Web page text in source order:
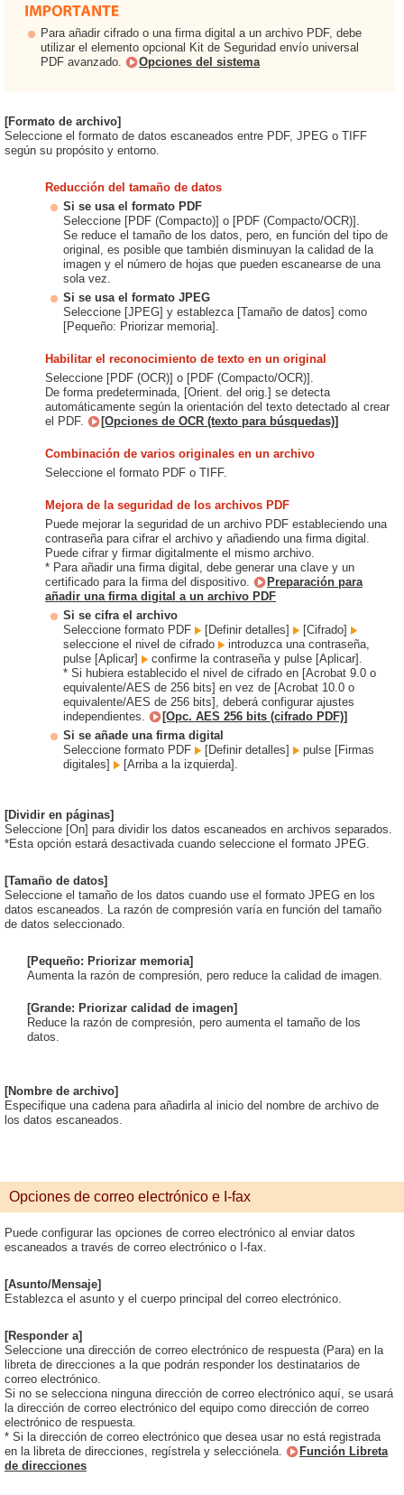
Para añadir cifrado o una firma digital a un archivo PDF, debe
utilizar el elemento opcional Kit de Seguridad envío universal
PDF avanzado.
Opciones del sistema
[Formato de archivo]
Seleccione el formato de datos escaneados entre PDF, JPEG o TIFF
según su propósito y entorno.
Reducción del tamaño de datos
Si se usa el formato PDF
Seleccione [PDF (Compacto)] o [PDF (Compacto/OCR)].
Se reduce el tamaño de los datos, pero, en función del tipo de
original, es posible que también disminuyan la calidad de la
imagen y el número de hojas que pueden escanearse de una
sola vez.
Si se usa el formato JPEG
Seleccione [JPEG] y establezca [Tamaño de datos] como
[Pequeño: Priorizar memoria].
Habilitar el reconocimiento de texto en un original
Seleccione [PDF (OCR)] o [PDF (Compacto/OCR)].
De forma predeterminada, [Orient. del orig.] se detecta
automáticamente según la orientación del texto detectado al crear
el PDF.
[Opciones de OCR (texto para búsquedas)]
Combinación de varios originales en un archivo
Seleccione el formato PDF o TIFF.
Mejora de la seguridad de los archivos PDF
Puede mejorar la seguridad de un archivo PDF estableciendo una
contraseña para cifrar el archivo y añadiendo una firma digital.
Puede cifrar y firmar digitalmente el mismo archivo.
* Para añadir una firma digital, debe generar una clave y un
certificado para la firma del dispositivo.
Preparación para
añadir una firma digital a un archivo PDF
Si se cifra el archivo
Seleccione formato PDF
[Definir detalles]
[Cifrado]
seleccione el nivel de cifrado
introduzca una contraseña,
pulse [Aplicar]
confirme la contraseña y pulse [Aplicar].
* Si hubiera establecido el nivel de cifrado en [Acrobat 9.0 o
equivalente/AES de 256 bits] en vez de [Acrobat 10.0 o
equivalente/AES de 256 bits], deberá configurar ajustes
independientes.
[Opc. AES 256 bits (cifrado PDF)]
Si se añade una firma digital
Seleccione formato PDF
[Definir detalles]
pulse [Firmas
digitales]
[Arriba a la izquierda].
[Dividir en páginas]
Seleccione [On] para dividir los datos escaneados en archivos separados.
*Esta opción estará desactivada cuando seleccione el formato JPEG.
[Tamaño de datos]
Seleccione el tamaño de los datos cuando use el formato JPEG en los
datos escaneados. La razón de compresión varía en función del tamaño
de datos seleccionado.
[Pequeño: Priorizar memoria]
Aumenta la razón de compresión, pero reduce la calidad de imagen.
[Grande: Priorizar calidad de imagen]
Reduce la razón de compresión, pero aumenta el tamaño de los
datos.
[Nombre de archivo]
Especifique una cadena para añadirla al inicio del nombre de archivo de
los datos escaneados.
Opciones de correo electrónico e I-fax
Puede configurar las opciones de correo electrónico al enviar datos
escaneados a través de correo electrónico o I-fax.
[Asunto/Mensaje]
Establezca el asunto y el cuerpo principal del correo electrónico.
[Responder a]
Seleccione una dirección de correo electrónico de respuesta (Para) en la
libreta de direcciones a la que podrán responder los destinatarios de
correo electrónico.
Si no se selecciona ninguna dirección de correo electrónico aquí, se usará
la dirección de correo electrónico del equipo como dirección de correo
electrónico de respuesta.
* Si la dirección de correo electrónico que desea usar no está registrada
en la libreta de direcciones, regístrela y selecciónela.
Función Libreta
de direcciones